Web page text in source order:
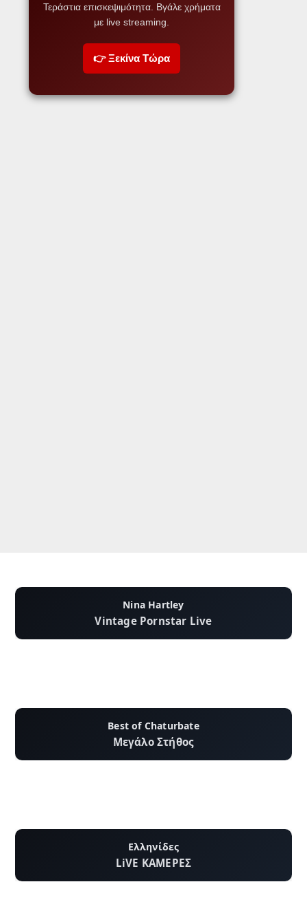
Τεράστια επισκεψιμότητα. Βγάλε χρήματα
με live streaming.
👉 Ξεκίνα Τώρα
Nina Hartley
Vintage Pornstar Live
Best of Chaturbate
Μεγάλο Στήθος
Ελληνίδες
LiVE ΚΑΜΕΡΕΣ